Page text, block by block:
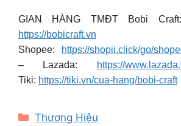
GIAN HÀNG TMĐT Bobi
https://bobicraft.vn
Shopee:
https://shopii.click/go/
– Lazada:
https://
Tiki: https://tiki.vn/cua-hang/bobi-craft
Categories
Thương Hiệu